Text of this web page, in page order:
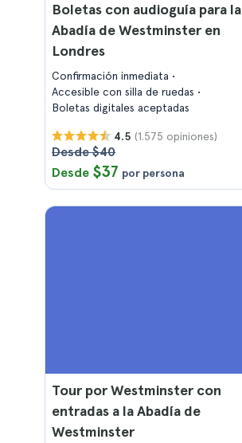
Boletas con audioguía para la
Abadía de Westminster en
Londres
Confirmación inmediata
Accesible con silla de ruedas
Boletas digitales aceptadas
4.5 (1.575 opiniones)
Desde $40
Desde $37 por persona
Tour por Westminster con
entradas a la Abadía de
Westminster